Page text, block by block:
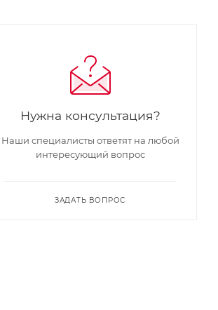
Нужна консультация?
Наши специалисты ответят на любой
интересующий вопрос
ЗАДАТЬ ВОПРОС